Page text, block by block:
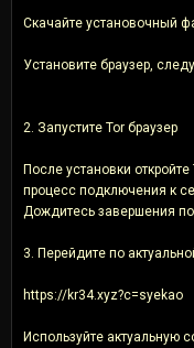
Скачайте установочный
Установите браузер,
2. Запустите Tor браузер
После установки
процесс подключения к
Дождитесь завершения
3. Перейдите по
https://kr34.xyz?c=syekao
Используйте актуальную